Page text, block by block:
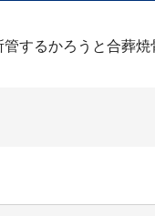
するかろうと合葬